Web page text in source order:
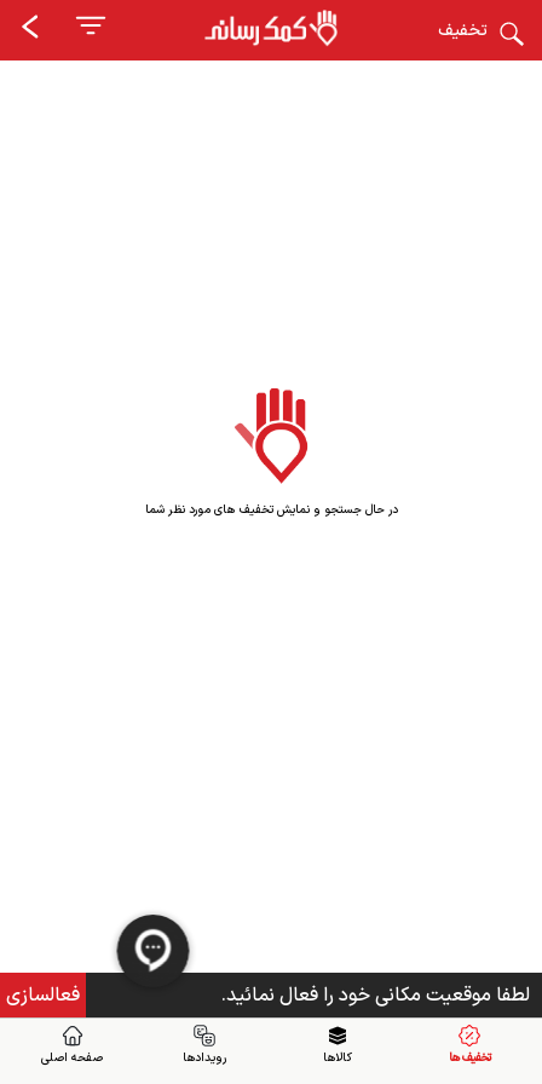
تخفیف
در حال جستجو و نمایش تخفیف های مورد نظر شما
در حال جستجو و نمایش تخفیف های مورد نظر شما
لطفا موقعیت مکانی خود را فعال نمائید. فعالسازی
تخفیف ها کالاها رویدادها صفحه اصلی